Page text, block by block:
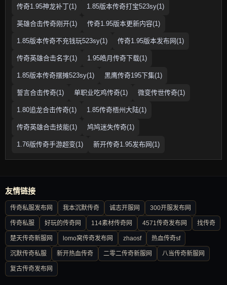
传奇1.95神龙补丁(1) 1.85版本传奇打宝523sy(1)
英雄合击传奇刚开(1) 传奇1.95版本更新内容(1)
1.85版本传奇不充钱玩523sy(1) 传奇1.95版本发布网(1)
传奇英雄合击名字(1) 1.95皓月传奇下载(1)
1.85版本传奇摆摊523sy(1) 黑鹰传奇195下集(1)
誓言合击传奇(1) 单职业吃鸡传奇(1) 微变传世传奇(1)
1.80追龙合击传奇(1) 1.85传奇梧州大陆(1)
传奇英雄合击技能(1) 鸠鸠迷失传奇(1)
1.76版传奇手游超变(1) 新开传奇1.95发布网(1)
友情链接
传奇私服发布网 我本沉默传奇 诚志开服网 300开服发布网
传奇私服 好玩的传奇网 114素材传奇网 4571传奇发布网 找传奇
楚天传奇新服网 lomo窝传奇发布网 zhaosf 热血传奇sf
沉默传奇私服 新开热血传奇 二零二传奇新服网 八当传奇新服网
复古传奇发布网